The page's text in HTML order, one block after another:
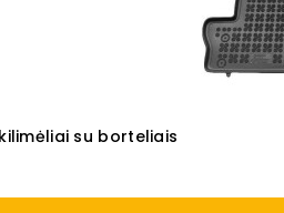
su borteliais